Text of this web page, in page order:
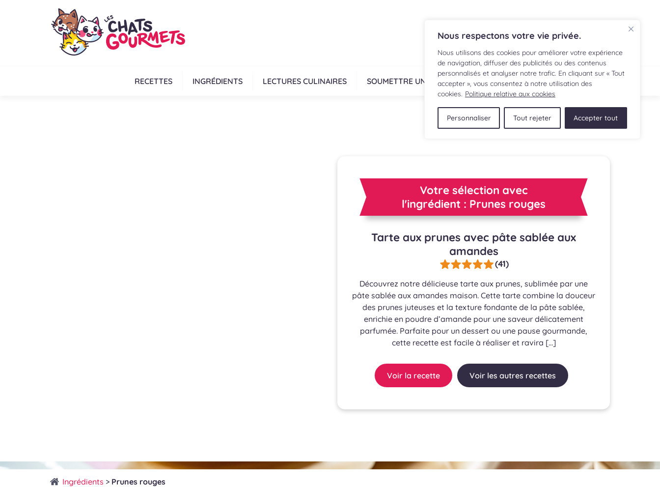
Nous respectons votre vie privée.
Nous utilisons des cookies pour améliorer votre expérience
de navigation, diffuser des publicités ou des contenus
personnalisés et analyser notre trafic. En cliquant sur « Tout
accepter », vous consentez à notre utilisation des
cookies. Politique relative aux cookies
Personnaliser Tout rejeter Accepter tout
RECETTES INGRÉDIENTS LECTURES CULINAIRES SOUMETTRE UNE RECETTE BOUTIQUE
Votre sélection avec
l'ingrédient : Prunes rouges
Tarte aux prunes avec pâte sablée aux
amandes
(41)
Découvrez notre délicieuse tarte aux prunes, sublimée par une
pâte sablée aux amandes maison. Cette tarte combine la douceur
des prunes juteuses et la texture fondante de la pâte sablée,
enrichie en poudre d’amande pour une saveur délicatement
parfumée. Parfaite pour un dessert ou une pause gourmande,
cette recette est facile à réaliser et ravira […]
Voir la recette Voir les autres recettes
Ingrédients > Prunes rouges